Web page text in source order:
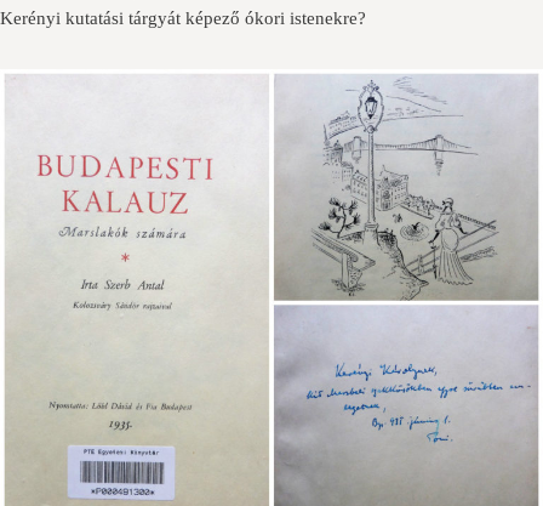
Kerényi kutatási tárgyát képező ókori istenekre?